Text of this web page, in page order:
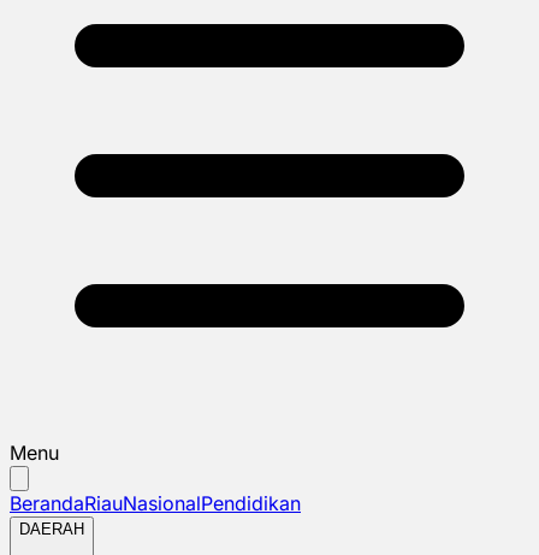
Menu
BerandaRiauNasionalPendidikan
DAERAH